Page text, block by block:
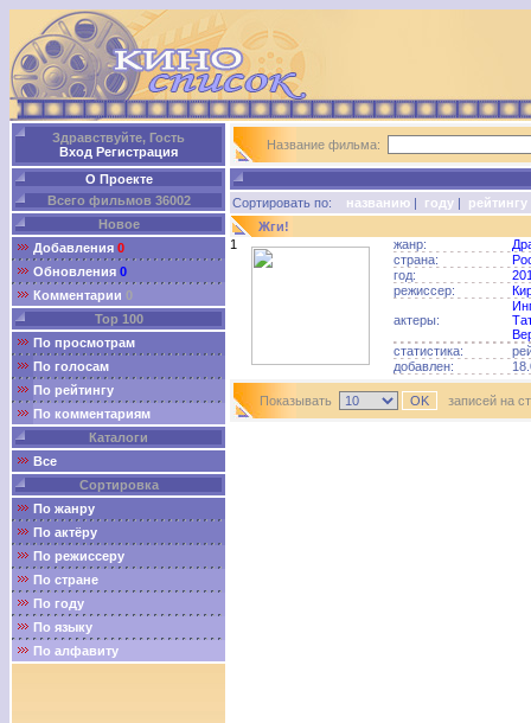
Здравствуйте, Гость
Вход Регистрация
О Проекте
Всего фильмов 36002
Новое
Добавления 0
Обновления 0
Комментарии 0
Top 100
По просмотрам
По голосам
По рейтингу
По комментариям
Каталоги
Все
Сортировка
По жанру
По актёру
По режиссеру
По стране
По году
По языку
По алфавиту
Название фильма:
Сортировать по: названию | году | рейтингу
Жги!
1
жанр:
страна:
год:
режиссер:
актеры:
статистика:
добавлен:
Показывать записей на